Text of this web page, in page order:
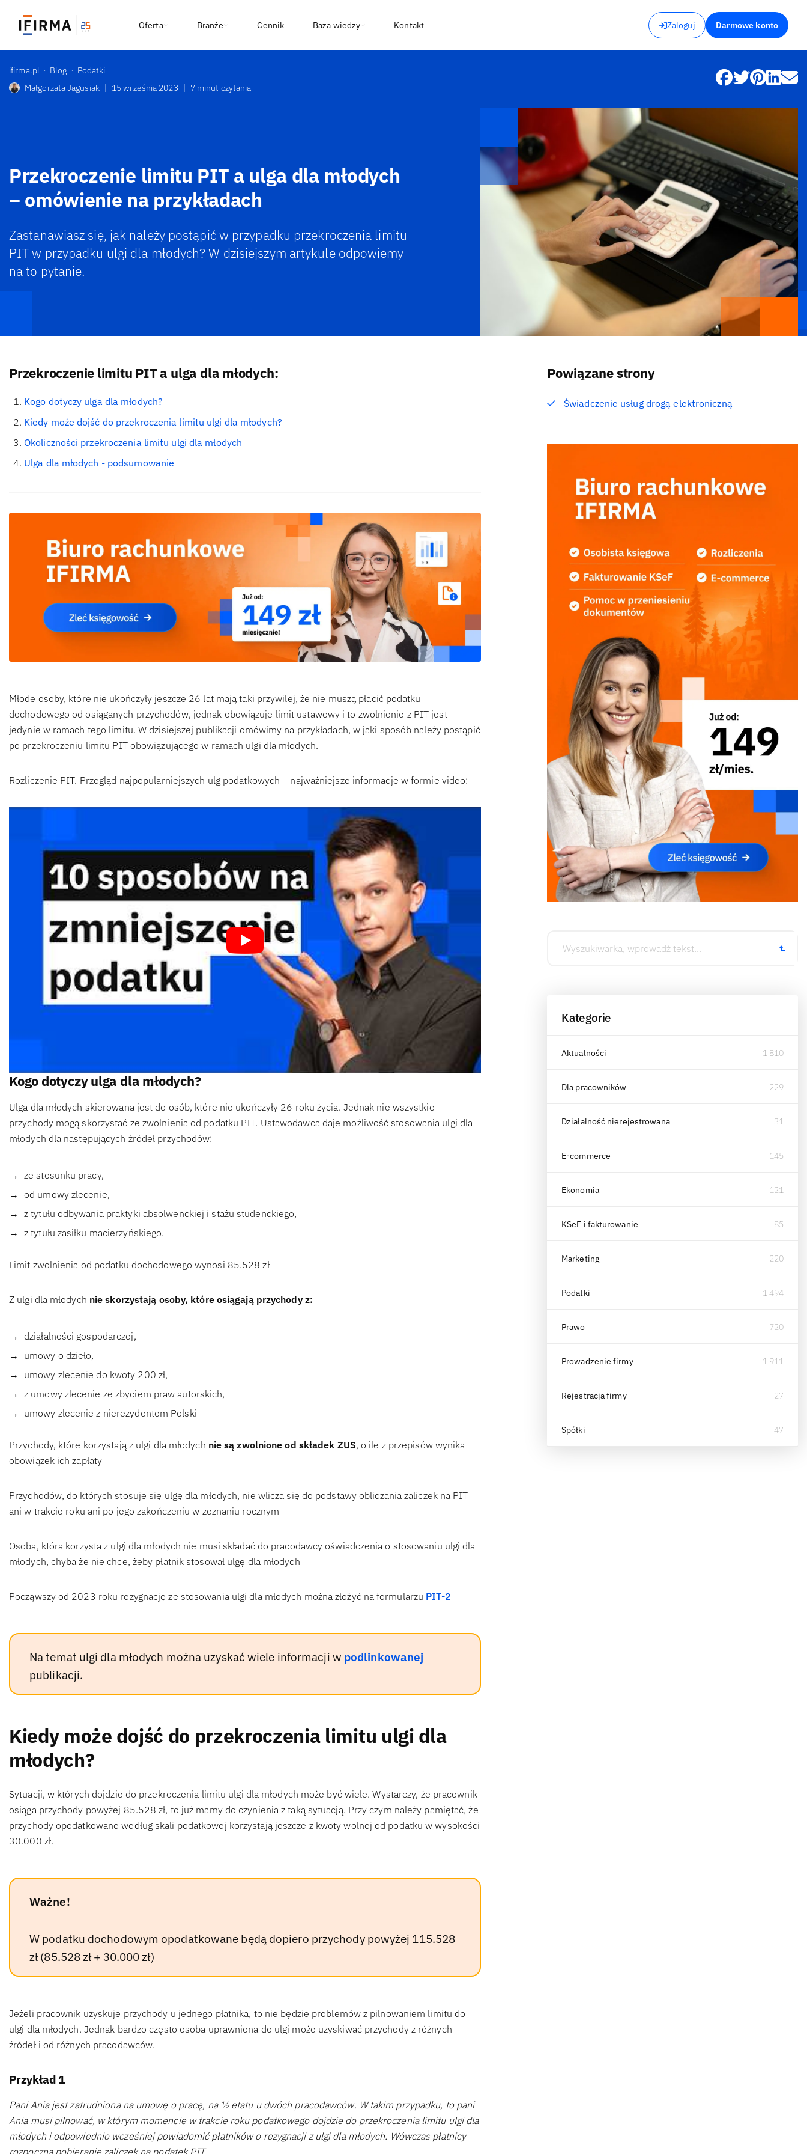
Zaloguj Darmowe konto
Oferta Branże Cennik Baza wiedzy Kontakt
ifirma.pl Blog
Podatki
Małgorzata Jagusiak | 15 września 2023 | 7 minut czytania
Przekroczenie limitu PIT a ulga dla młodych
– omówienie na przykładach
Zastanawiasz się, jak należy postąpić w przypadku przekroczenia limitu
PIT w przypadku ulgi dla młodych? W dzisiejszym artykule odpowiemy
na to pytanie.
Przekroczenie limitu PIT a ulga dla młodych:
Kogo dotyczy ulga dla młodych?
Kiedy może dojść do przekroczenia limitu ulgi dla młodych?
Okoliczności przekroczenia limitu ulgi dla młodych
Ulga dla młodych - podsumowanie
Młode osoby, które nie ukończyły jeszcze 26 lat mają taki przywilej, że nie muszą płacić podatku
dochodowego od osiąganych przychodów, jednak obowiązuje limit ustawowy i to zwolnienie z PIT jest
jedynie w ramach tego limitu. W dzisiejszej publikacji omówimy na przykładach, w jaki sposób należy postąpić
po przekroczeniu limitu PIT obowiązującego w ramach ulgi dla młodych.
Rozliczenie PIT. Przegląd najpopularniejszych ulg podatkowych – najważniejsze informacje w formie video:
Kogo dotyczy ulga dla młodych?
Ulga dla młodych skierowana jest do osób, które nie ukończyły 26 roku życia. Jednak nie wszystkie
przychody mogą skorzystać ze zwolnienia od podatku PIT. Ustawodawca daje możliwość stosowania ulgi dla
młodych dla następujących źródeł przychodów:
ze stosunku pracy,
od umowy zlecenie,
z tytułu odbywania praktyki absolwenckiej i stażu studenckiego,
z tytułu zasiłku macierzyńskiego.
Limit zwolnienia od podatku dochodowego wynosi 85.528 zł
Z ulgi dla młodych nie skorzystają osoby, które osiągają przychody z:
działalności gospodarczej,
umowy o dzieło,
umowy zlecenie do kwoty 200 zł,
z umowy zlecenie ze zbyciem praw autorskich,
umowy zlecenie z nierezydentem Polski
Przychody, które korzystają z ulgi dla młodych nie są zwolnione od składek ZUS, o ile z przepisów wynika
obowiązek ich zapłaty
Przychodów, do których stosuje się ulgę dla młodych, nie wlicza się do podstawy obliczania zaliczek na PIT
ani w trakcie roku ani po jego zakończeniu w zeznaniu rocznym
Osoba, która korzysta z ulgi dla młodych nie musi składać do pracodawcy oświadczenia o stosowaniu ulgi dla
młodych, chyba że nie chce, żeby płatnik stosował ulgę dla młodych
Począwszy od 2023 roku rezygnację ze stosowania ulgi dla młodych można złożyć na formularzu PIT-2
Na temat ulgi dla młodych można uzyskać wiele informacji w podlinkowanej
publikacji.
Kiedy może dojść do przekroczenia limitu ulgi dla
młodych?
Sytuacji, w których dojdzie do przekroczenia limitu ulgi dla młodych może być wiele. Wystarczy, że pracownik
osiąga przychody powyżej 85.528 zł, to już mamy do czynienia z taką sytuacją. Przy czym należy pamiętać, że
przychody opodatkowane według skali podatkowej korzystają jeszcze z kwoty wolnej od podatku w wysokości
30.000 zł.
Ważne!
W podatku dochodowym opodatkowane będą dopiero przychody powyżej 115.528
zł (85.528 zł + 30.000 zł)
Jeżeli pracownik uzyskuje przychody u jednego płatnika, to nie będzie problemów z pilnowaniem limitu do
ulgi dla młodych. Jednak bardzo często osoba uprawniona do ulgi może uzyskiwać przychody z różnych
źródeł i od różnych pracodawców.
Przykład 1
Pani Ania jest zatrudniona na umowę o pracę, na ½ etatu u dwóch pracodawców. W takim przypadku, to pani
Ania musi pilnować, w którym momencie w trakcie roku podatkowego dojdzie do przekroczenia limitu ulgi dla
młodych i odpowiednio wcześniej powiadomić płatników o rezygnacji z ulgi dla młodych. Wówczas płatnicy
Powiązane strony
Świadczenie usług drogą elektroniczną
Kategorie
Aktualności 1 810
Dla pracowników 229
Działalność nierejestrowana 31
E-commerce 145
Ekonomia 121
KSeF i fakturowanie 85
Marketing 220
Podatki 1 494
Prawo 720
Prowadzenie firmy 1 911
Rejestracja firmy 27
Spółki 47